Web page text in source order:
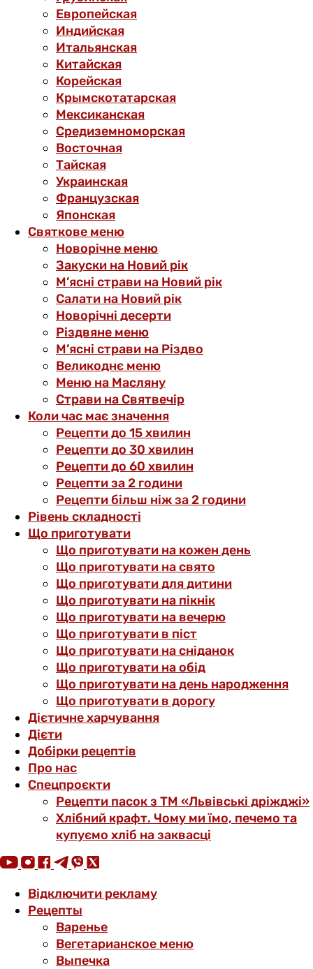
Европейская
Индийская
Итальянская
Китайская
Корейская
Крымскотатарская
Мексиканская
Средиземноморская
Восточная
Тайская
Украинская
Французская
Японская
Святкове меню
Новорічне меню
Закуски на Новий рік
М’ясні страви на Новий рік
Салати на Новий рік
Новорічні десерти
Різдвяне меню
М’ясні страви на Різдво
Великоднє меню
Меню на Масляну
Страви на Святвечір
Коли час має значення
Рецепти до 15 хвилин
Рецепти до 30 хвилин
Рецепти до 60 хвилин
Рецепти за 2 години
Рецепти більш ніж за 2 години
Рівень складності
Що приготувати
Що приготувати на кожен день
Що приготувати на свято
Що приготувати для дитини
Що приготувати на пікнік
Що приготувати на вечерю
Що приготувати в піст
Що приготувати на сніданок
Що приготувати на обід
Що приготувати на день народження
Що приготувати в дорогу
Дієтичне харчування
Дієти
Добірки рецептів
Про нас
Спецпроєкти
Рецепти пасок з ТМ «Львівські дріжджі»
Хлібний крафт. Чому ми їмо, печемо та
купуємо хліб на заквасці
Відключити рекламу
Рецепты
Варенье
Вегетарианское меню
Выпечка